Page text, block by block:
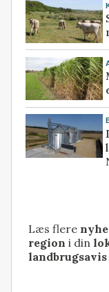
Læs flere
region i din
landbrugsavis